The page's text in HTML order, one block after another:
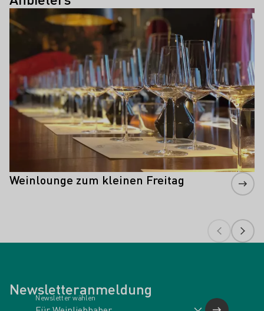
Weinlounge zum kleinen Freitag
Mehr erfahren
Newsletteranmeldung
Newsletter wählen